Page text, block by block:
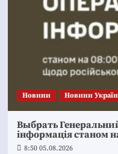
Новини Новини
Выбрать
інформація станом
8:50 05.08.2026